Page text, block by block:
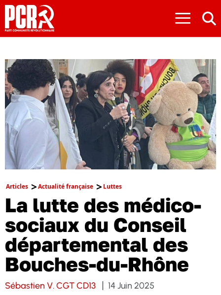
≡
Articles Actualité française Luttes
La lutte des médico-
sociaux du Conseil
départemental des
Bouches-du-Rhône
Sébastien V. CGT CD13 14 Juin 2025